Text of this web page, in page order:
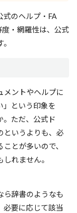
式のヘルプ・FA
・網羅性は、公式
メントやヘルプに
」という印象を
。ただ、公式ド
というよりも、必
とが多いので、
れません。
ら辞書のようなも
必要に応じて該当